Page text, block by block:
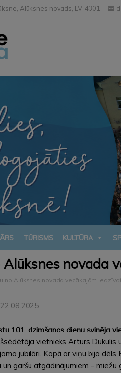
Alūksnes novads, LV-4301
TŪRISMS KULTŪRA
Alūksnes novada
no Alūksnes novada vecākajām
22.08.2025
101. dzimšanas dienu svinēja
vietnieks Arturs
jubilāri. Kopā ar viņu bija
garšu atgādinājumiem – miežu